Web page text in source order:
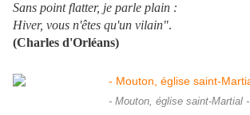
Sans point flatter, je parle plain :
Hiver, vous n'êtes qu'un vilain".
(Charles d'Orléans)
- Mouton, église saint-Martial -